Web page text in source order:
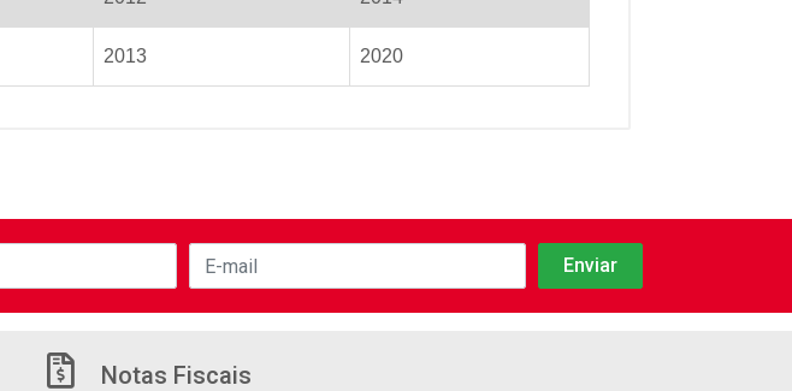
2013 2020
Notas Fiscais